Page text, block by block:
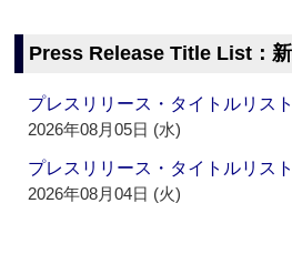
Press Release Title List：
プレスリリース・タイトルリス
2026年08月05日 (水)
プレスリリース・タイトルリス
2026年08月04日 (火)